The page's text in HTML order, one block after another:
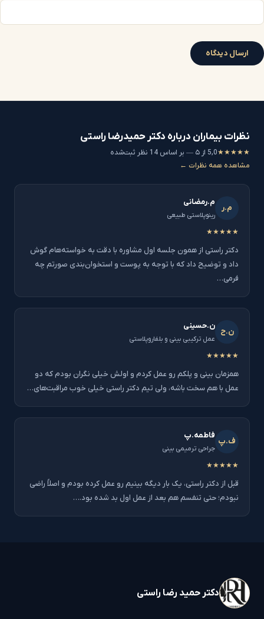
نظرات بیماران درباره دکتر حمیدرضا راستی
★★★★★5,0 از ۵ — بر اساس 14 نظر ثبت‌شده
مشاهده همه نظرات ←
م.ر
م.رمضانی
رینوپلاستی طبیعی
★★★★★
دکتر راستی از همون جلسه اول مشاوره با دقت به خواسته‌هام گوش
داد و توضیح داد که با توجه به پوست و استخوان‌بندی صورتم چه
فرمی…
ن.ح
ن.حسینی
عمل ترکیبی بینی و بلفاروپلاستی
★★★★★
همزمان بینی و پلکم رو عمل کردم و اولش خیلی نگران بودم که دو
عمل با هم سخت باشه، ولی تیم دکتر راستی خیلی خوب مراقبت‌های…
ف.پ
فاطمه.پ
جراحی ترمیمی بینی
★★★★★
قبل از دکتر راستی، یک بار دیگه بینیم رو عمل کرده بودم و اصلاً راضی
نبودم؛ حتی تنفسم هم بعد از عمل اول بد شده بود.…
دکتر حمید رضا راستی